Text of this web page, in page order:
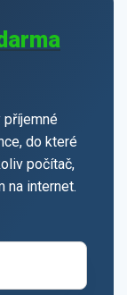
do které
počítač,
na internet.